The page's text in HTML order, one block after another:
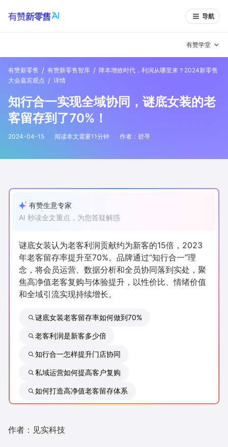
导航
有赞学堂
有赞说增长
私域日历 增长方法
有赞说案例拆解
新零售大会 新零售茶会
新零售私享会 门店经营增长公开课
AllValue 战略合作
增长产品指南
产品更新动态
行业洞察
新零售资讯
培训课程
有赞新零售 / 有赞新零售智库 / 降本增效时代，利润从哪里来？2024新零售
大会嘉宾观点 / 详情
知行合一实现全域协同，谜底女装的老
客留存到了70%！
2024-04-15 阅读本文需要11分钟 作者： 碧寻
有赞生意专家
AI 秒读全文重点，为您答疑解惑
谜底女装认为老客利润贡献约为新客的15倍，2023
年老客留存率提升至70%。品牌通过“知行合一”理
念，将会员运营、数据分析和全员协同落到实处，聚
焦高净值老客复购与体验提升，以性价比、情绪价值
和全域引流实现持续增长。
谜底女装老客留存率如何做到70%
老客利润是新客多少倍
知行合一怎样提升门店协同
私域运营如何提高客户复购
如何打造高净值老客留存体系
作者：见实科技